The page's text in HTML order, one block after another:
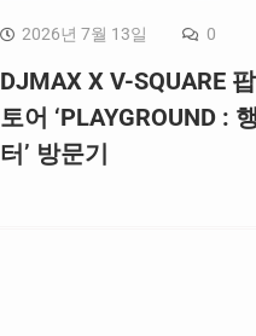
2026년 7월 13일 0
DJMAX X V-SQUARE
토어 ‘PLAYGROUND :
터’ 방문기